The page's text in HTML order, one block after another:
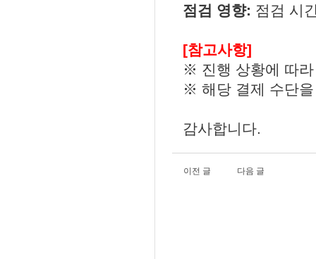
점검 영향: 점검 시
[참고사항]
※ 진행 상황에 따
※ 해당 결제 수단
감사합니다.
이전 글 다음 글